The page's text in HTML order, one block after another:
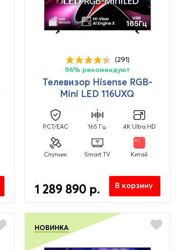
(291)
96% рекомендуют
Телевизор Hisense RGB-
Mini LED 116UXQ
PCT/EAC 165 Гц 4K Ultra HD
Спутник Smart TV Китай
1 289 890 р. В корзину
НОВИНКА